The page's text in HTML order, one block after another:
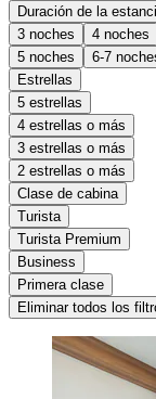
Duración de la
3 noches
4 noches
5 noches
6-7
Estrellas
5 estrellas
4 estrellas o más
3 estrellas o más
2 estrellas o más
Clase de cabina
Turista
Turista Premium
Business
Primera clase
Eliminar todos los